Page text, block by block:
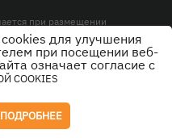
при размещении
абзаце.
защищены.
для улучшения
при посещении веб-
означает согласие с
COOKIES
ПОДРОБНЕЕ